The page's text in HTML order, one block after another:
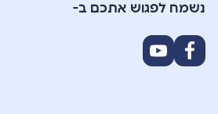
נשמח לפגוש אתכם ב-